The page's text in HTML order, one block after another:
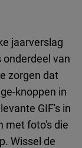
jaarverslag
onderdeel van
zorgen dat
knoppen in
GIF's in
met foto's die
Wissel de